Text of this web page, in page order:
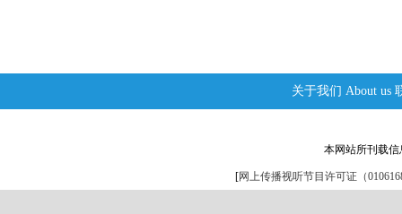
关于我们 About us
本网站所刊载
[网上传播视听节目许可证（